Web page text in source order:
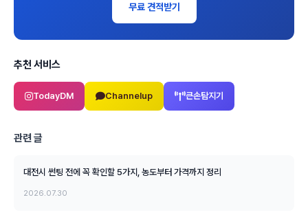
무료 견적받기
추천 서비스
TodayDM Channelup 큰손탐지기
관련 글
대전시 썬팅 전에 꼭 확인할 5가지, 농도부터 가격까지 정리
2026.07.30